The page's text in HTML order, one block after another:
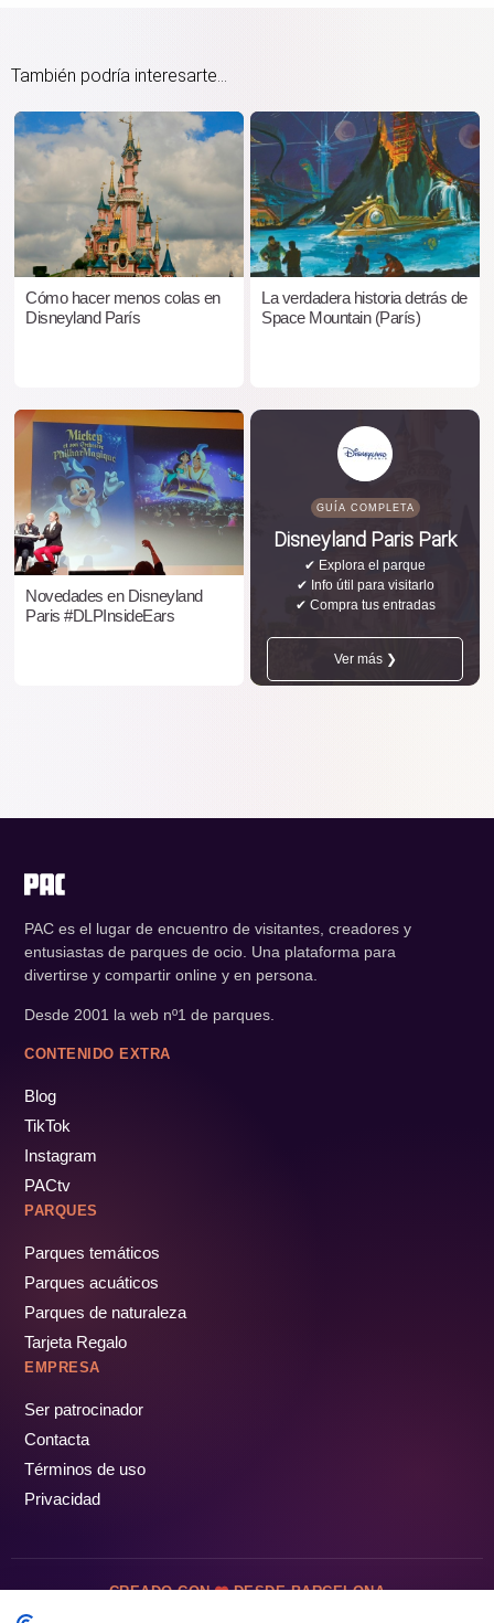
También podría interesarte...
Cómo hacer menos colas en
Disneyland París
La verdadera historia detrás de
Space Mountain (París)
Novedades en Disneyland
Paris #DLPInsideEars
GUÍA COMPLETA
Disneyland Paris Park
✔ Explora el parque
✔ Info útil para visitarlo
✔ Compra tus entradas
Ver más ❯
PAC es el lugar de encuentro de visitantes, creadores y
entusiastas de parques de ocio. Una plataforma para
divertirse y compartir online y en persona.
Desde 2001 la web nº1 de parques.
CONTENIDO EXTRA
Blog
TikTok
Instagram
PACtv
PARQUES
Parques temáticos
Parques acuáticos
Parques de naturaleza
Tarjeta Regalo
EMPRESA
Ser patrocinador
Contacta
Términos de uso
Privacidad
CREADO CON DESDE BARCELONA